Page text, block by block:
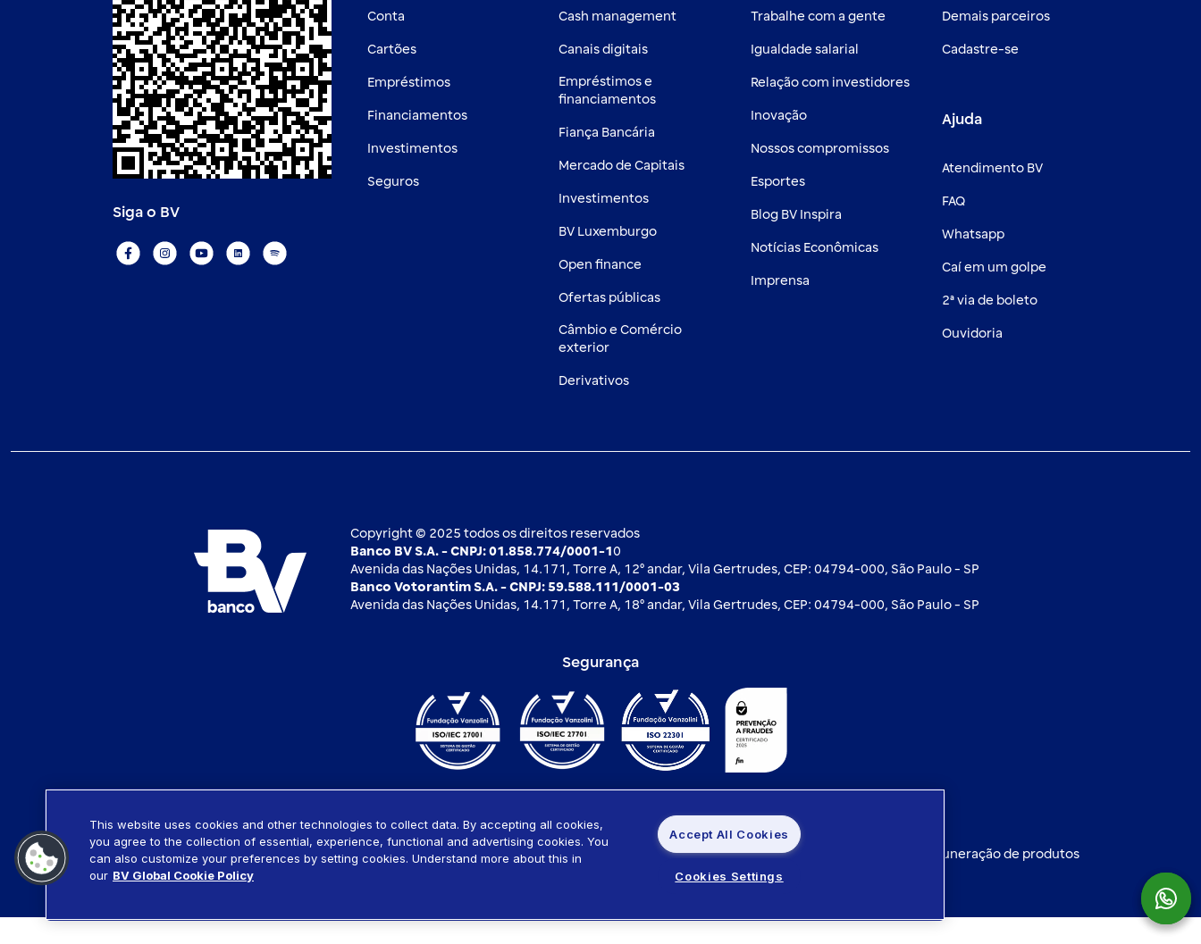
Siga o BV
Conta
Cartões
Empréstimos
Financiamentos
Investimentos
Seguros
Cash management
Canais digitais
Empréstimos e
financiamentos
Fiança Bancária
Mercado de Capitais
Investimentos
BV Luxemburgo
Open finance
Ofertas públicas
Câmbio e Comércio
exterior
Derivativos
Trabalhe com a gente
Igualdade salarial
Relação com investidores
Inovação
Nossos compromissos
Esportes
Blog BV Inspira
Notícias Econômicas
Imprensa
Demais parceiros
Cadastre-se
Ajuda
Atendimento BV
FAQ
Whatsapp
Caí em um golpe
2ª via de boleto
Ouvidoria
Copyright © 2025 todos os direitos reservados
Banco BV S.A. - CNPJ: 01.858.774/0001-10
Avenida das Nações Unidas, 14.171, Torre A, 12⁰ andar, Vila Gertrudes, CEP: 04794-000, São Paulo - SP
Banco Votorantim S.A. - CNPJ: 59.588.111/0001-03
Avenida das Nações Unidas, 14.171, Torre A, 18⁰ andar, Vila Gertrudes, CEP: 04794-000, São Paulo - SP
Segurança
Termos de uso Política de privacidade Política de cookies Portabilidade de empréstimo Sistema SCR Política de remuneração de produtos
This website uses cookies and other technologies to collect data. By accepting all cookies,
you agree to the collection of essential, experience, functional and advertising cookies. You
can also customize your preferences by setting cookies. Understand more about this in
our BV Global Cookie Policy
Accept All Cookies
Cookies Settings